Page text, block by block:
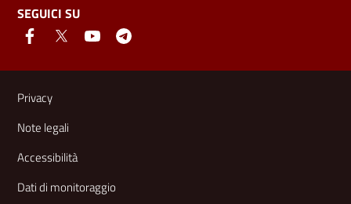
SEGUICI SU
Link e informazioni utili
Privacy
Note legali
Accessibilità
Dati di monitoraggio